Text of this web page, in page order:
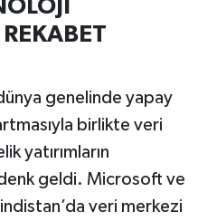
genelinde yapay
birlikte veri
yatırımların
geldi. Microsoft ve
veri merkezi